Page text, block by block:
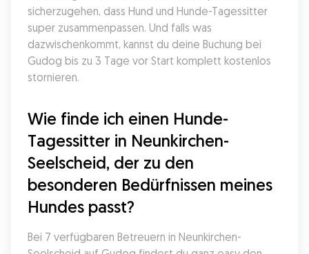
sicherzugehen, dass Hund und Hunde-Tagessitter
super zusammenpassen. Und falls was
dazwischenkommt, kannst du deine Buchung bei
Gudog bis zu 3 Tage vor Start komplett kostenlos
stornieren.
Wie finde ich einen Hunde-
Tagessitter in Neunkirchen-
Seelscheid, der zu den
besonderen Bedürfnissen meines
Hundes passt?
Bei 7 verfügbaren Betreuern in Neunkirchen-